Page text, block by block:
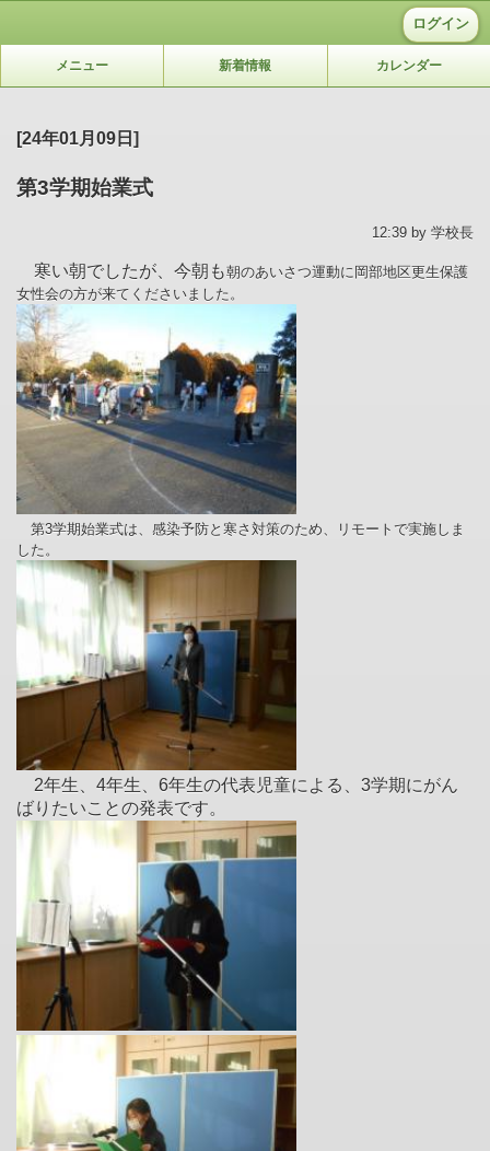
ログイン
メニュー 新着情報 カレンダー
[24年01月09日]
第3学期始業式
12:39 by 学校長
寒い朝でしたが、今朝も朝のあいさつ運動に岡部地区更生保護
女性会の方が来てくださいました。
第3学期始業式は、感染予防と寒さ対策のため、リモートで実施しま
した。
2年生、4年生、6年生の代表児童による、3学期にがん
ばりたいことの発表です。